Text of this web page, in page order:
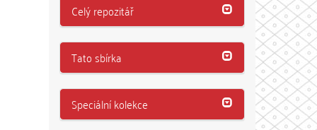
Celý repozitář
Tato sbírka
Speciální kolekce